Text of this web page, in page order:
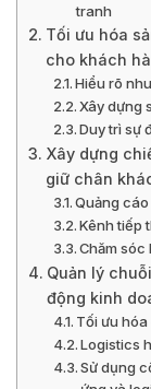
tranh
Tối ưu hóa
cho khách
Hiểu rõ
Xây dựng
Duy trì sự
Xây dựng
giữ chân
Quảng cáo
Kênh tiếp
Chăm sóc
Quản lý
động kinh
Tối ưu
Logistics
Sử dụng